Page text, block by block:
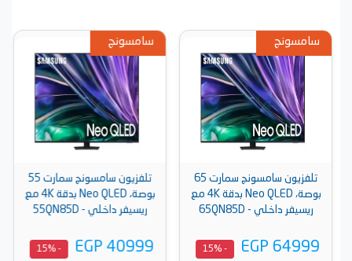
سامسونج
تلفزيون سامسونج سمارت 65
بوصة، Neo QLED بدقة 4K مع
ريسيفر داخلي - 65QN85D
EGP 64999
- 15%
سامسونج
تلفزيون سامسونج سمارت 55
بوصة، Neo QLED بدقة 4K مع
ريسيفر داخلي - 55QN85D
EGP 40999
- 15%